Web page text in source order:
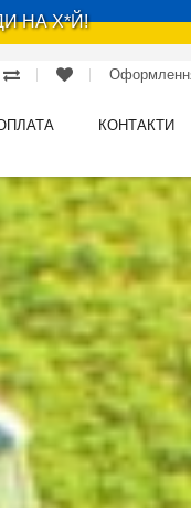
НА Х*Й!
КОНТАКТИ